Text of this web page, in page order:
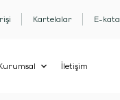
Kartelalar E-
İletişim